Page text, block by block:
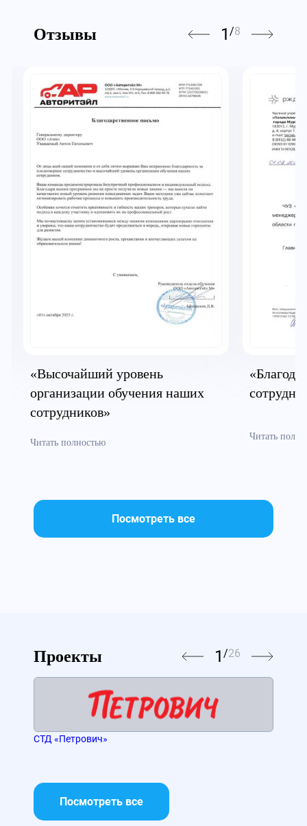
Отзывы 1 /8
«Высочайший уровень
организации обучения наших
сотрудников»
Читать полностью
Читать
Посмотреть все
Проекты 1 /26
СТД «Петрович»
Посмотреть все